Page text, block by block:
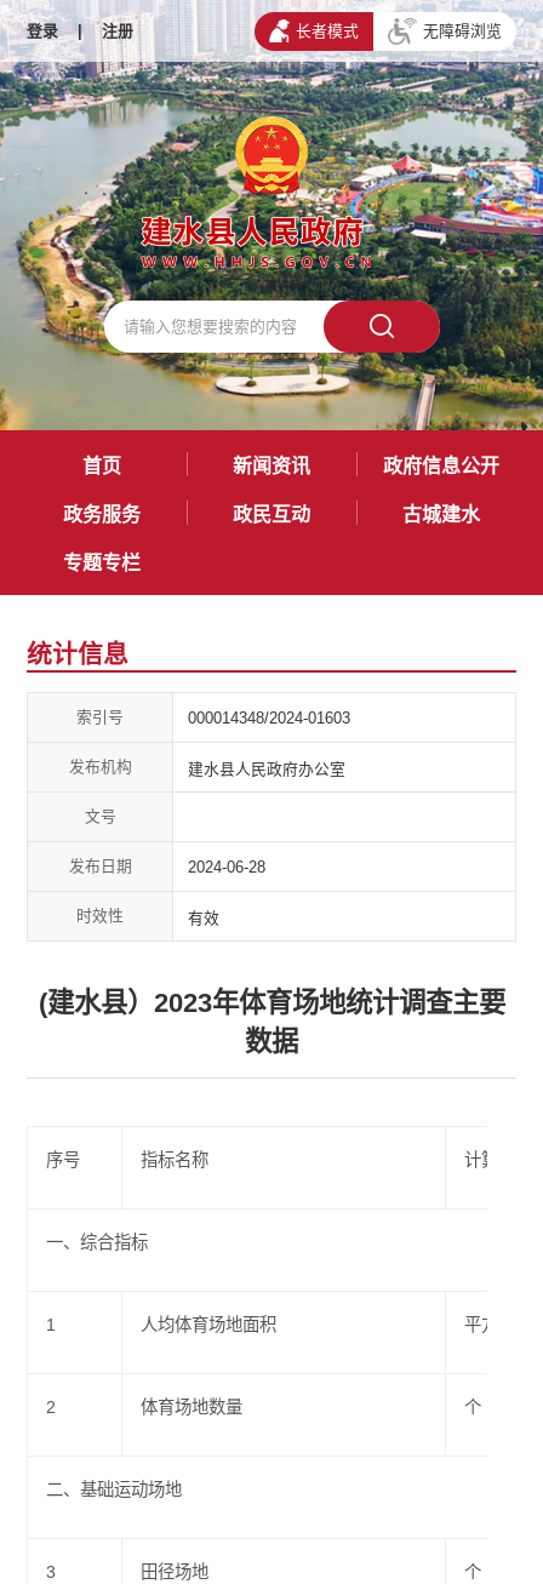
登录 | 注册 长者模式 无障碍浏览
首页 新闻资讯 政府信息公开
政务服务 政民互动 古城建水
专题专栏
统计信息
索引号 000014348/2024-01603
发布机构 建水县人民政府办公室
文号
发布日期 2024-06-28
时效性 有效
(建水县）2023年体育场地统计调查主要
数据
序号 指标名称 计算单位
一、综合指标
1 人均体育场地面积 平方米
2 体育场地数量 个
二、基础运动场地
3 田径场地 个